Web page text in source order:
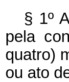
§ 1º
pela
quatro)
ou ato